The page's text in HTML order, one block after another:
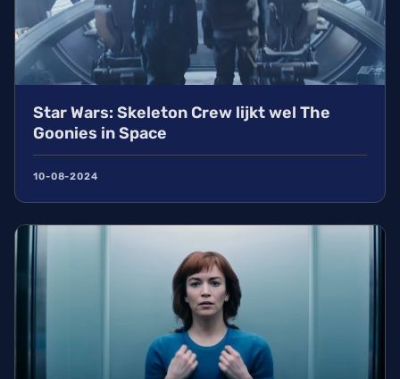
Star Wars: Skeleton Crew lijkt wel The
Goonies in Space
10-08-2024